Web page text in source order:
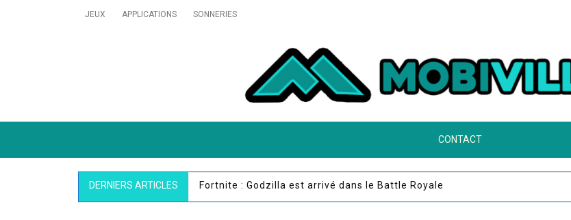
JEUX APPLICATIONS SONNERIES
MobiVillage CONTACT
DERNIERS ARTICLES
Pokémon GO : un nouvel événement est lancé